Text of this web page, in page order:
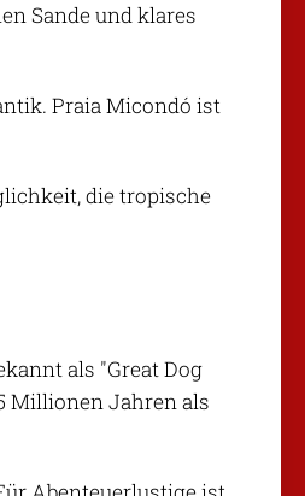
Sande und klares
Praia Micondó ist
die tropische
als "Great Dog
Millionen Jahren als